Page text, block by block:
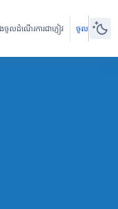
ចូលដំណើរការជាភ្ញៀវ ចូល